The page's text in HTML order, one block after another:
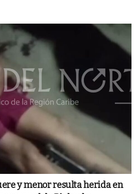
y menor resulta herida en